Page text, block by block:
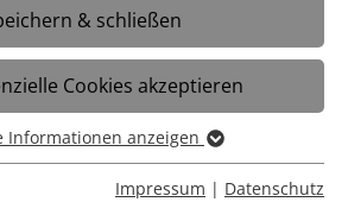
Morgen ein Lächeln im
ruhige Stimme beim
– so zeigt unser
echte Fürsorge
begleiten Menschen
& schließen
Cookies akzeptieren
werden für grundlegende Funktionen
Informationen anzeigen
Impressum | Datenschutz